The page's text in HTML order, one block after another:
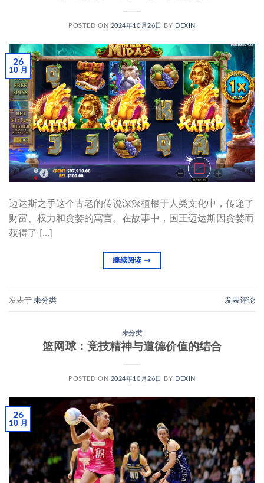
POSTED ON 2024年10月26日 BY DEXIN
26
10 月
迈达斯之手这个古老的传说深深植根于人类文化中，传递了
财富、权力和贪婪的寓言。在故事中，国王迈达斯因贪婪而
获得了 […]
继续阅读→
发表于 未分类 发表评论
未分类
篮网球：竞技精神与道德价值的结合
POSTED ON 2024年10月26日 BY DEXIN
26
10 月